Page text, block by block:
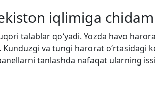
iqlimiga
talablar qo‘yadi. Yozda havo
va tungi harorat o‘rtasidagi
tanlashda nafaqat ularning